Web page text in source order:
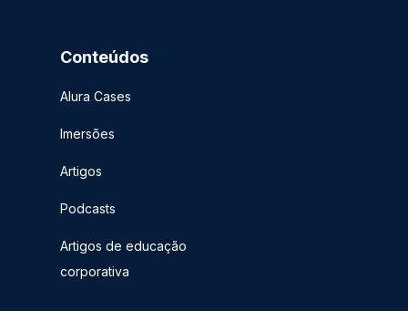
Conteúdos
Alura Cases
Imersões
Artigos
Podcasts
Artigos de educação
corporativa